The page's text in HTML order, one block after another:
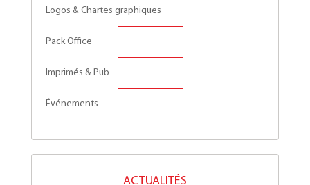
Logos & Chartes graphiques
Pack Office
Imprimés & Pub
Événements
ACTUALITÉS